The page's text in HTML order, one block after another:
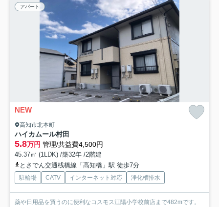
アパート
NEW
高知市北本町
ハイカムール村田
5.8万円 管理/共益費4,500円
45.37㎡ (1LDK) /築32年 /2階建
とさでん交通桟橋線「高知橋」駅 徒歩7分
駐輪場 CATV インターネット対応 浄化槽排水
薬や日用品を買うのに便利なコスモス江陽小学校前店まで482mです。